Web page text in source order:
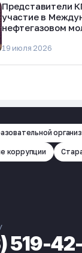
Представители
участие в
нефтегазовом
19 июля 2026
коррупции
519-